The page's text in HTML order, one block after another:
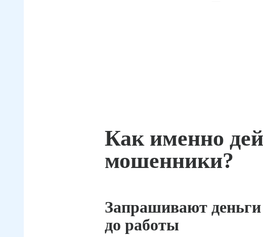
Как именно
мошенники?
Запрашивают деньги
до работы